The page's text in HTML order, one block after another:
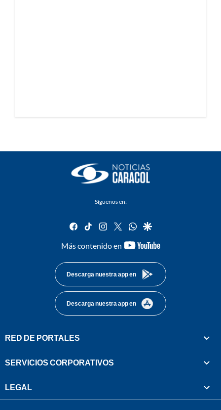
Síguenos en:
facebook
tiktok instagram
twitterwhatsapp
google
Más contenido en
youtube-
Descarga nuestra app en
Descarga nuestra app en
RED DE PORTALES
SERVICIOS CORPORATIVOS
LEGAL